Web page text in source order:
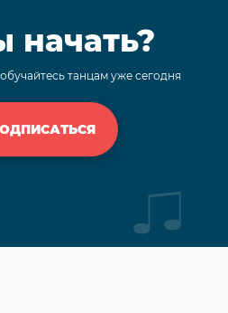
начать?
танцам уже сегодня